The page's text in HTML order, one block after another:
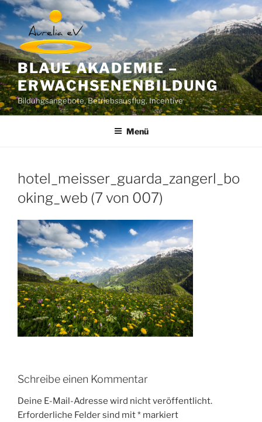
Zum
Inhalt
springen
BLAUE AKADEMIE –
ERWACHSENENBILDUNG
Bildungsangebote, Betriebsausflug, Incentive
Menü
hotel_meisser_guarda_zangerl_bo
oking_web (7 von 007)
Schreibe einen Kommentar
Deine E-Mail-Adresse wird nicht veröffentlicht.
Erforderliche Felder sind mit* markiert